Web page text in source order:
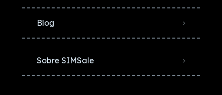
Blog
Sobre SIMSale